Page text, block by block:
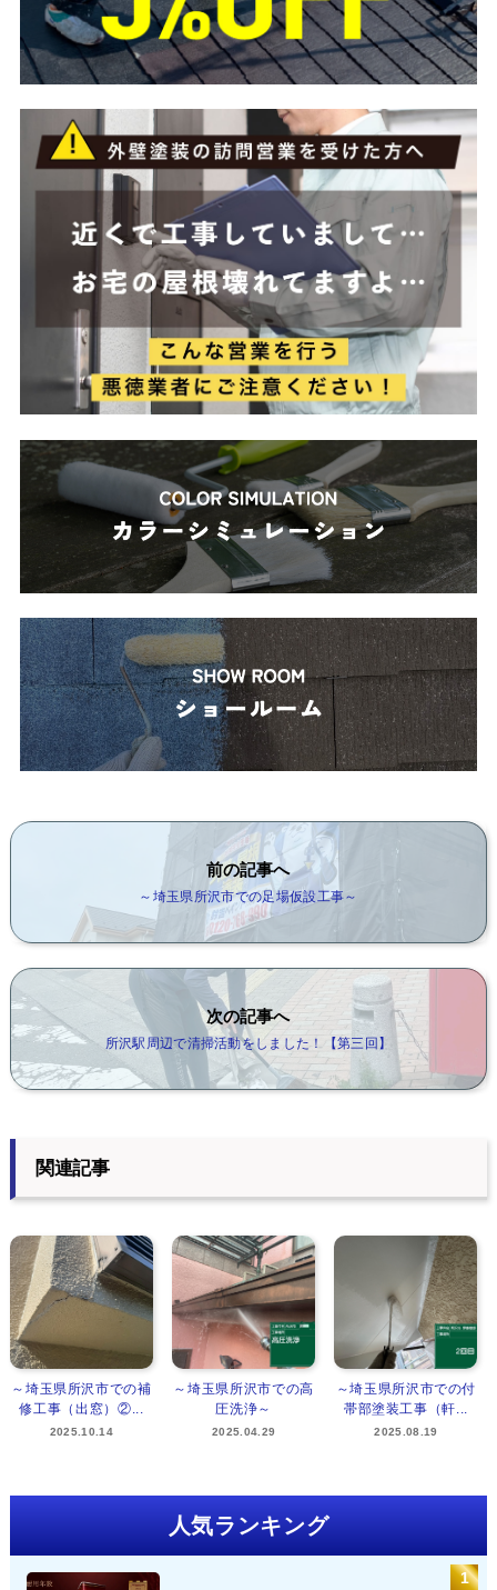
前の記事へ
～埼玉県所沢市での足場仮設工事～
次の記事へ
所沢駅周辺で清掃活動をしました！【第三回】
関連記事
～埼玉県所沢市での補
修工事（出窓）②...
2025.10.14
～埼玉県所沢市での高
圧洗浄～
2025.04.29
～埼玉県所沢市での付
帯部塗装工事（軒...
2025.08.19
人気ランキング